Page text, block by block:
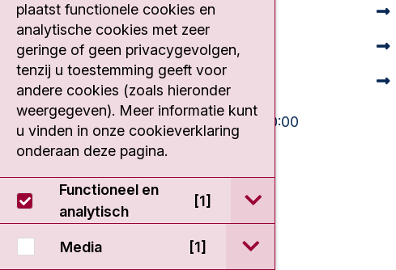
Plesmanlaan 121
1066 CX Amsterdam
020 512 9111
Bezoektijden
Ma-Vrij:
10:30 - 13:00 en 15:00 - 20:00
Weekend: 10:30 - 20:00
IC:
10:00 - 22:00
plaatst functionele cookies en
analytische cookies met zeer
geringe of geen privacygevolgen,
tenzij u toestemming geeft voor
andere cookies (zoals hieronder
weergegeven). Meer informatie kunt
u vinden in onze cookieverklaring
onderaan deze pagina.
Functioneel en
analytisch
[1] open / sluit
Media [1] open / sluit Media